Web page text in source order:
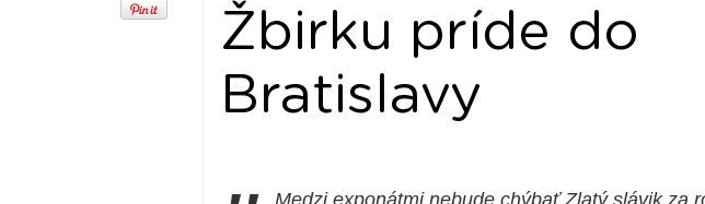
Žbirku príde do
Bratislavy
Medzi exponátmi nebude chýbať Zlatý slávik za